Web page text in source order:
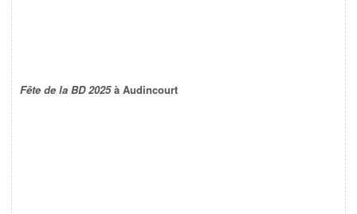
Fête de la BD 2025à Audincourt